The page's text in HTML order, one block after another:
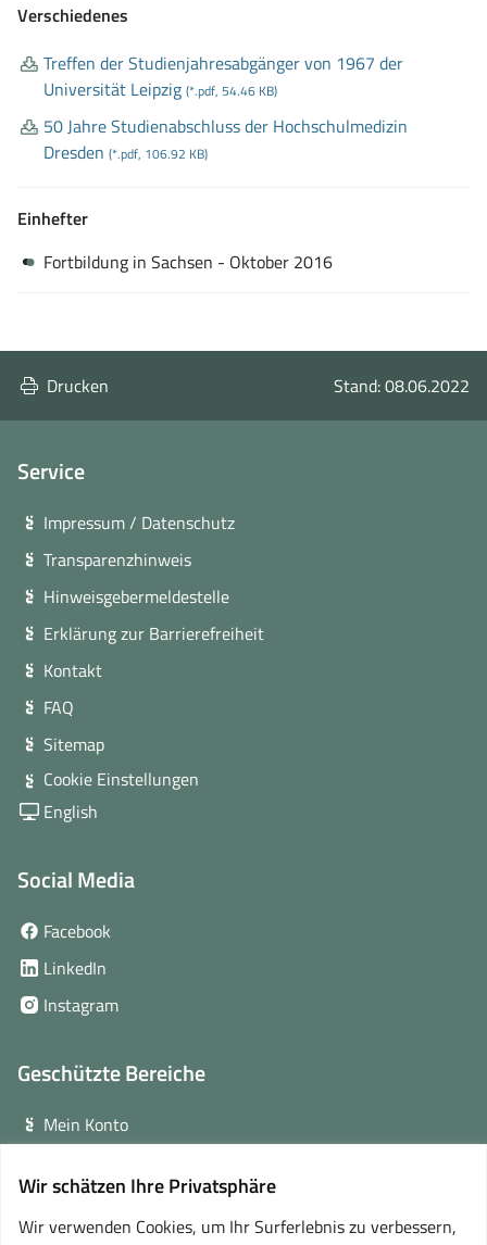
Wir schätzen Ihre Privatsphäre
Wir verwenden Cookies, um Ihr Surferlebnis zu verbessern,
Verschiedenes
Treffen der Studienjahresabgänger von 1967 der
Universität Leipzig (*.pdf, 54.46 KB)
50 Jahre Studienabschluss der Hochschulmedizin
Dresden (*.pdf, 106.92 KB)
Einhefter
Fortbildung in Sachsen - Oktober 2016
Drucken Stand: 08.06.2022
Service
Impressum / Datenschutz
Transparenzhinweis
Hinweisgebermeldestelle
Erklärung zur Barrierefreiheit
Kontakt
FAQ
Sitemap
Cookie Einstellungen
English
Social Media
Facebook
Fenster)
LinkedIn
neuem
Instagram(öffnet
Fenster)
Geschützte Bereiche
Mein Konto
Online-Lernplattform(öffnet
in